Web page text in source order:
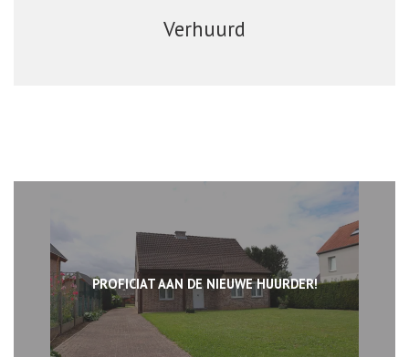
Verhuurd
PROFICIAT AAN DE NIEUWE HUURDER!